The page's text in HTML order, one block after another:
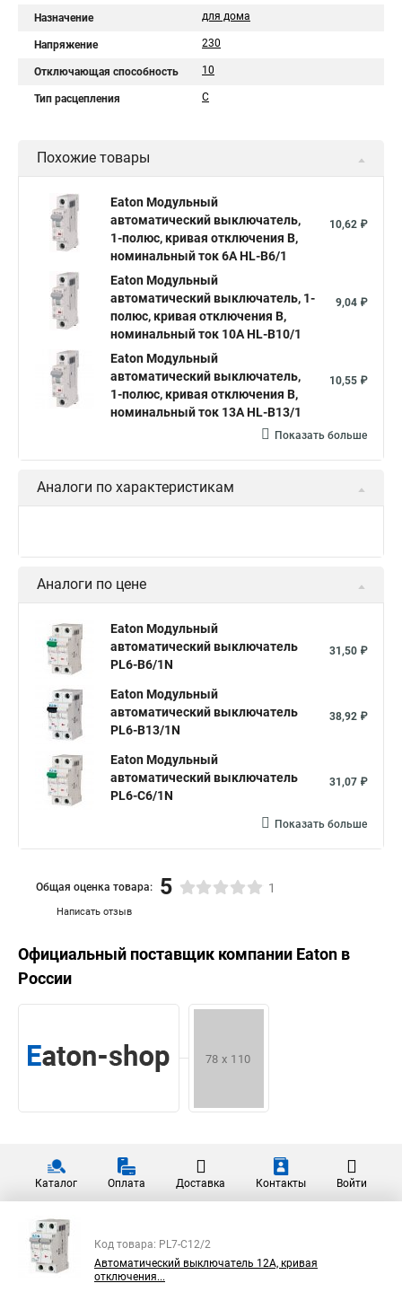
Назначение для дома
Напряжение 230
Отключающая способность 10
Тип расцепления C
Похожие товары
Eaton Модульный
автоматический выключатель,
1-полюс, кривая отключения B,
номинальный ток 6А HL-B6/1
10,62 ₽
Eaton Модульный
автоматический выключатель, 1-
полюс, кривая отключения B,
номинальный ток 10А HL-B10/1
9,04 ₽
Eaton Модульный
автоматический выключатель,
1-полюс, кривая отключения B,
номинальный ток 13А HL-B13/1
10,55 ₽
Показать больше
Аналоги по характеристикам
Аналоги по цене
Eaton Модульный
автоматический выключатель
PL6-B6/1N
31,50 ₽
Eaton Модульный
автоматический выключатель
PL6-B13/1N
38,92 ₽
Eaton Модульный
автоматический выключатель
PL6-C6/1N
31,07 ₽
Показать больше
Написать отзыв
Общая оценка товара: 5 1
Официальный поставщик компании Eaton в
России
Каталог Оплата Доставка Контакты Войти
Код товара: PL7-C12/2
Автоматический выключатель 12А, кривая
отключения...